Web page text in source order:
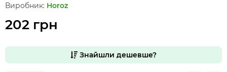
Виробник: Horoz
202 грн
Знайшли дешевше?